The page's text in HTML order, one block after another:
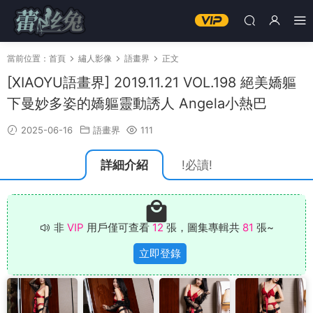
當前位置： 首頁 繡人影像 語畫界 正文
[XIAOYU語畫界] 2019.11.21 VOL.198 絕美嬌軀
下曼妙多姿的嬌軀靈動誘人 Angela小熱巴
2025-06-16 語畫界 111
詳細介紹 !必讀!
非 VIP 用戶僅可查看 12 張，圖集專輯共 81 張~
立即登錄